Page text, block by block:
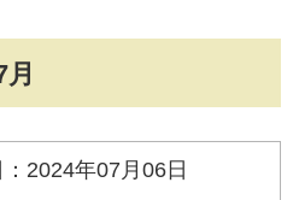
2024年07月06日